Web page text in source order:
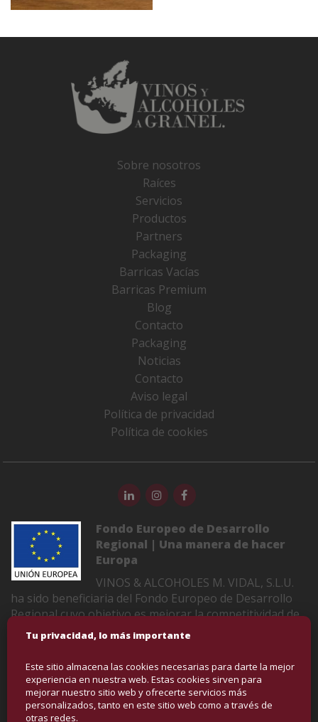
Sobre nosotros
Raíces
Servicios
Productos
Partners
Packaging
Barricas Vacías
Barricas Premium
Blog
Contacto
Packaging
Noticias
Contacto
Aviso legal
Política de privacidad
Política de cookies
Fondo Europeo de Desarrollo
Regional | Una manera de hacer
Europa
VINOS & ALCOHOLES M. VIDAL, S.L.U.
ha sido beneficiaria del Fondo Europeo de Desarrollo
Regional cuyo objetivo es mejorar la competitividad de
las Pymes y gracias al cual ha puesto en marcha un
Plan de Marketing Digital Internacional con el objetivo
de mejorar su posicionamiento online en mercados
exteriores durante el año 2022-2023. Para ello ha
contado con el apoyo del Programa XPANDE DIGITAL
de la Cámara de Comercio de Castellón
Tu privacidad, lo más importante
Este sitio almacena las cookies necesarias para darte la mejor
experiencia en nuestra web. Estas cookies sirven para
mejorar nuestro sitio web y ofrecerte servicios más
personalizados, tanto en este sitio web como a través de
otras redes.